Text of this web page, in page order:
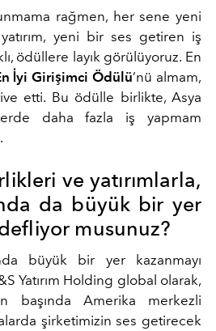
rağmen, her sene yeni
yeni bir ses getiren iş
ödüllere layık görülüyoruz. En
İyi Girişimci Ödülü’nü almam,
etti. Bu ödülle birlikte, Asya
daha fazla iş yapmam
ve yatırımlarla,
da büyük bir yer
musunuz?
büyük bir yer kazanmayı
Yatırım Holding global olarak,
başında Amerika merkezli
şirketimizin ses getirecek